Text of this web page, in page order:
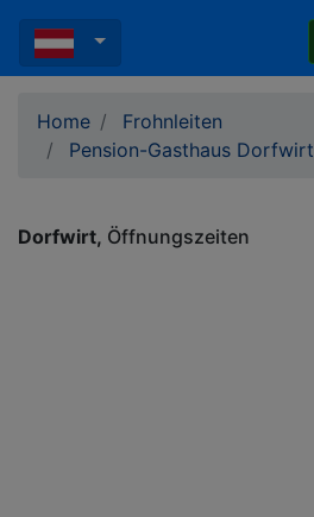
Home
Frohnleiten
Pension-Gasthaus Dorfwirt
Dorfwirt Öffnungszeiten